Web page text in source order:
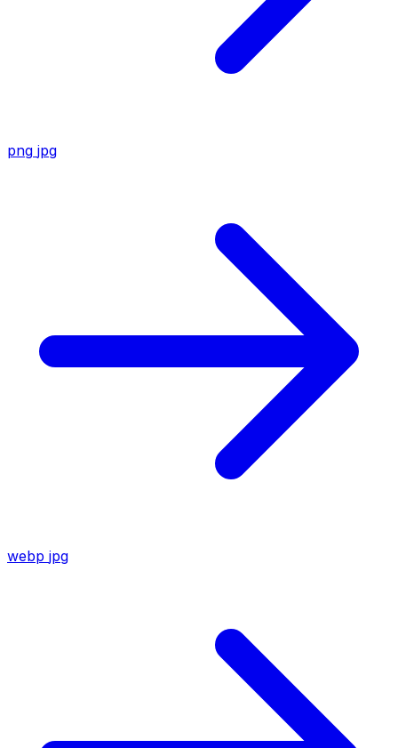
png jpg
webp jpg